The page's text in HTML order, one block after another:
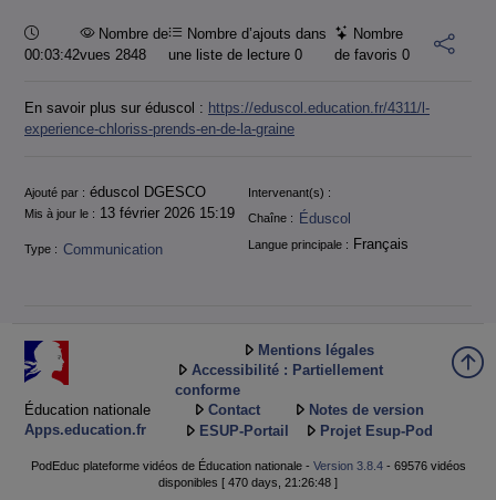
Durée :
00:03:42
Nombre de
vues 2848
Nombre d’ajouts dans
une liste de lecture0
Nombre
de favoris 0
En savoir plus sur éduscol : https://eduscol.education.fr/4311/l-
experience-chloriss-prends-en-de-la-graine
Informations
Ajouté par : éduscol DGESCO
Intervenant(s) :
Mis à jour le : 13 février 2026 15:19 Chaîne : Éduscol
Type : Communication Langue principale : Français
Éducation nationale
Apps.education.fr
Mentions légales
Accessibilité : Partiellement
conforme
Contact
Notes de version
ESUP-Portail
Projet Esup-Pod
PodEduc plateforme vidéos de Éducation nationale - Version 3.8.4- 69576 vidéos
disponibles [ 470 days, 21:26:48 ]